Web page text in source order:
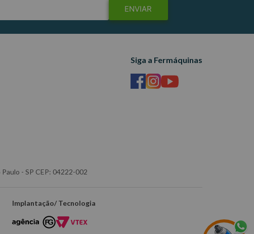
ENVIAR
- SP CEP: 04222-002
Siga a Fermáquinas
Implantação/ Tecnologia